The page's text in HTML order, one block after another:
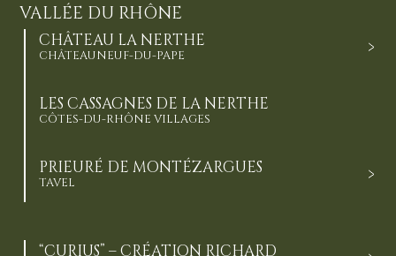
VALLÉE DU RHÔNE
CHÂTEAU LA NERTHE
CHÂTEAUNEUF-DU-PAPE
LES CASSAGNES DE LA NERTHE
CÔTES-DU-RHÔNE VILLAGES
PRIEURÉ DE MONTÉZARGUES
TAVEL
“CURIUS” – CRÉATION RICHARD